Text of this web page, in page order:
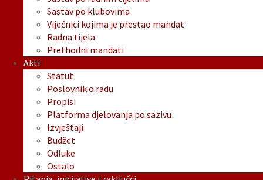
Sastav po klubovima
Vijećnici kojima je prestao mandat
Radna tijela
Prethodni mandati
Akti
Statut
Poslovnik o radu
Propisi
Platforma djelovanja po sazivu
Izvještaji
Budžet
Odluke
Ostalo